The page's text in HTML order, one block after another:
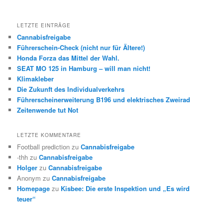
LETZTE EINTRÄGE
Cannabisfreigabe
Führerschein-Check (nicht nur für Ältere!)
Honda Forza das Mittel der Wahl.
SEAT MO 125 in Hamburg – will man nicht!
Klimakleber
Die Zukunft des Individualverkehrs
Führerscheinerweiterung B196 und elektrisches Zweirad
Zeitenwende tut Not
LETZTE KOMMENTARE
Football prediction zuCannabisfreigabe
-thh zuCannabisfreigabe
Holger zuCannabisfreigabe
Anonym zuCannabisfreigabe
Homepage zu Kisbee: Die erste Inspektion und „Es wird
teuer“